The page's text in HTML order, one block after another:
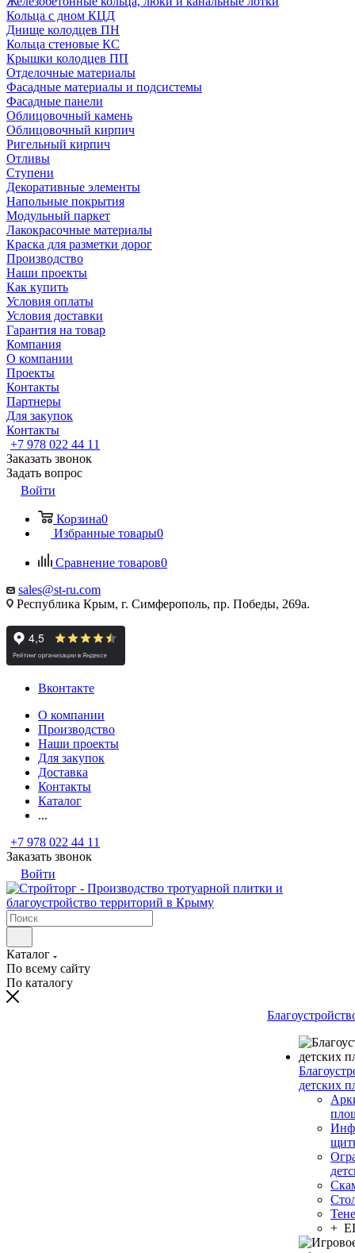
Кольца с дном КЦД
Днище колодцев ПН
Кольца стеновые КС
Крышки колодцев ПП
Отделочные материалы
Фасадные материалы и подсистемы
Фасадные панели
Облицовочный камень
Облицовочный кирпич
Ригельный кирпич
Отливы
Ступени
Декоративные элементы
Напольные покрытия
Модульный паркет
Лакокрасочные материалы
Краска для разметки дорог
Производство
Наши проекты
Как купить
Условия оплаты
Условия доставки
Гарантия на товар
Компания
О компании
Проекты
Контакты
Партнеры
Для закупок
Контакты
+7 978 022 44 11
Заказать звонок
Задать вопрос
Войти
Корзина0
Избранные товары0
Сравнение товаров0
sales@st-ru.com
Республика Крым, г. Симферополь, пр. Победы, 269а.
Вконтакте
О компании
Производство
Наши проекты
Для закупок
Доставка
Контакты
Каталог
...
+7 978 022 44 11
Заказать звонок
Войти
Каталог
По всему сайту
По каталогу
детских
+